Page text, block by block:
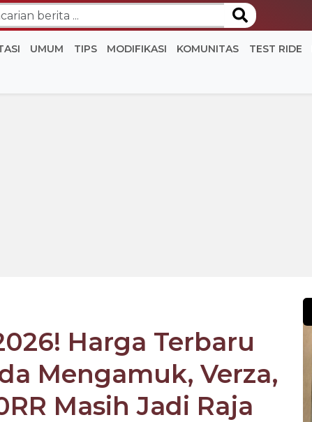
UMUM TIPS MODIFIKASI KOMUNITAS TEST RIDE
Harga Terbaru
Mengamuk, Verza,
Masih Jadi Raja